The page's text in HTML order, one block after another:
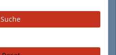
Suche